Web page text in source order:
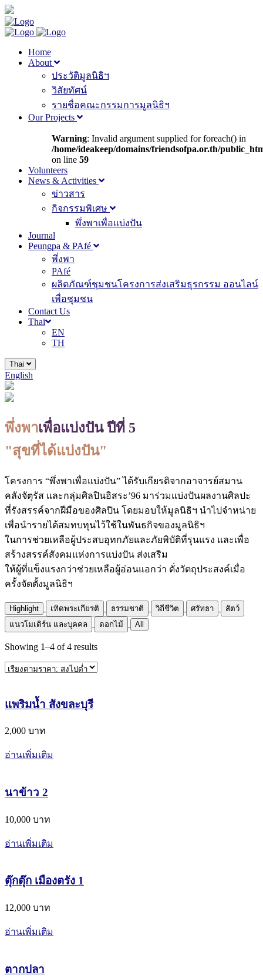
Home
About
ประวัติมูลนิธิฯ
วิสัยทัศน์
รายชื่อคณะกรรมการมูลนิธิฯ
Our Projects
Warning: Invalid argument supplied for foreach() in
/home/ideakeep/domains/friendsofpa.or.th/
on line 59
Volunteers
News & Activities
ข่าวสาร
กิจกรรมพิเศษ
พึ่งพาเพื่อแบ่งปัน
Journal
Peungpa & PAfé
พึ่งพา
PAfé
ผลิตภัณฑ์ชุมชนโครงการส่งเสริมธุรกรรม ออนไลน์
เพื่อชุมชน
Contact Us
Thai
EN
TH
Thai
English
พึ่งพาเพื่อแบ่งปัน ปีที่ 5
"สุขที่ได้แบ่งปัน"
โครงการ “พึ่งพาเพื่อแบ่งปัน” ได้รับเกียรติจากอาจารย์สมาน
คลังจัตุรัส และกลุ่มศิลปินอิสระ’96 มาร่วมแบ่งปันผลงานศิลปะ
ที่รังสรรค์จากฝีมือของศิลปิน โดยมอบให้มูลนิธิฯ นำไปจำหน่าย
เพื่อนำรายได้สมทบทุนไว้ใช้ในพันธกิจของมูลนิธิฯ
ในการช่วยเหลือผู้ประสบอุทกภัยและภัยพิบัติที่รุนแรง และเพื่อ
สร้างสรรค์สังคมแห่งการแบ่งปัน ส่งเสริม
ให้ผู้ที่แข็งแรงกว่าช่วยเหลือผู้อ่อนแอกว่า ดั่งวัตถุประสงค์เมื่อ
ครั้งจัดตั้งมูลนิธิฯ
Highlight เทิดพระเกียรติ ธรรมชาติ วิถีชีวิต ศรัทธา
สัตว์
แนวโมเดิร์น และบุคคล
ดอกไม้ All
Showing 1–4 of4 results
แพริมน้ำ สังขละบุรี
2,000 บาท
อ่านเพิ่มเติม
นาข้าว 2
10,000 บาท
อ่านเพิ่มเติม
ตุ๊กตุ๊ก เมืองตรัง 1
12,000 บาท
อ่านเพิ่มเติม
ตากปลา